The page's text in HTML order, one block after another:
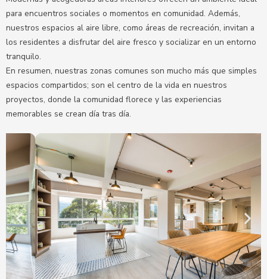
para encuentros sociales o momentos en comunidad. Además,
nuestros espacios al aire libre, como áreas de recreación, invitan a
los residentes a disfrutar del aire fresco y socializar en un entorno
tranquilo.
En resumen, nuestras zonas comunes son mucho más que simples
espacios compartidos; son el centro de la vida en nuestros
proyectos, donde la comunidad florece y las experiencias
memorables se crean día tras día.